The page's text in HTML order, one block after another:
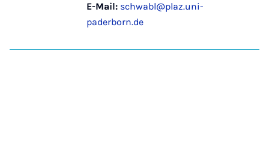
E-Mail: schwabl@plaz.uni-
paderborn.de